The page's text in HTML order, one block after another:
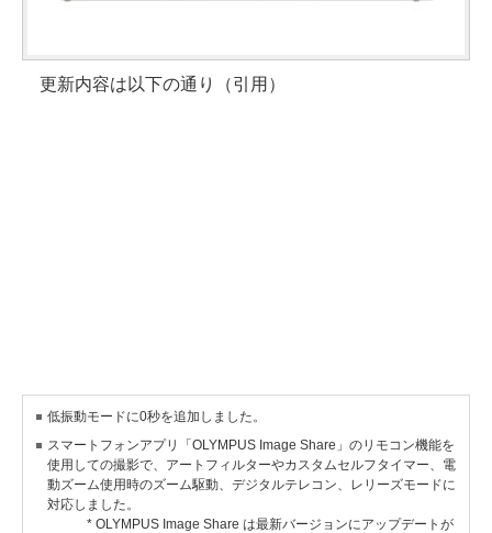
更新内容は以下の通り（引用）
低振動モードに0秒を追加しました。
スマートフォンアプリ「OLYMPUS Image Share」のリモコン機能を
使用しての撮影で、アートフィルターやカスタムセルフタイマー、電
動ズーム使用時のズーム駆動、デジタルテレコン、レリーズモードに
対応しました。
* OLYMPUS Image Share は最新バージョンにアップデートが